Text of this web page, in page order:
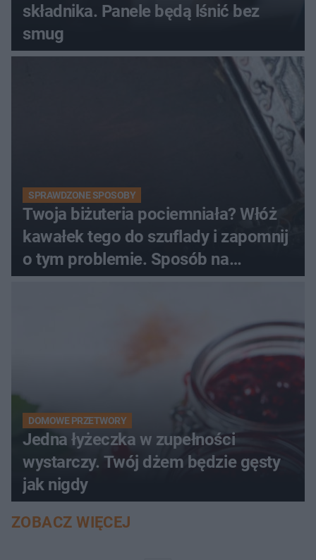
składnika. Panele będą lśnić bez
smug
SPRAWDZONE SPOSOBY
Twoja biżuteria pociemniała? Włóż
kawałek tego do szuflady i zapomnij
o tym problemie. Sposób na
pociemniałą biżuterię
DOMOWE PRZETWORY
Jedna łyżeczka w zupełności
wystarczy. Twój dżem będzie gęsty
jak nigdy
ZOBACZ WIĘCEJ